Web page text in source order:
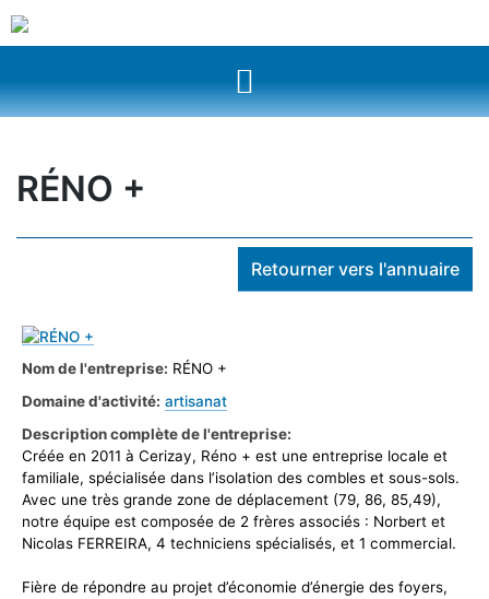
RÉNO +
Retourner vers l'annuaire
Nom de l'entreprise: RÉNO +
Domaine d'activité: artisanat
Description complète de l'entreprise:
Créée en 2011 à Cerizay, Réno + est une entreprise locale et
familiale, spécialisée dans l’isolation des combles et sous-sols.
Avec une très grande zone de déplacement (79, 86, 85,49),
notre équipe est composée de 2 frères associés : Norbert et
Nicolas FERREIRA, 4 techniciens spécialisés, et 1 commercial.
Fière de répondre au projet d’économie d’énergie des foyers,